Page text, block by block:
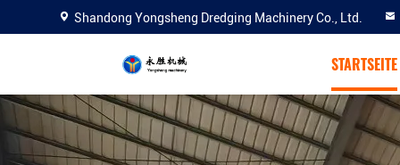
Shandong Yongsheng Dredging Machinery Co., Ltd.
STARTSEITE